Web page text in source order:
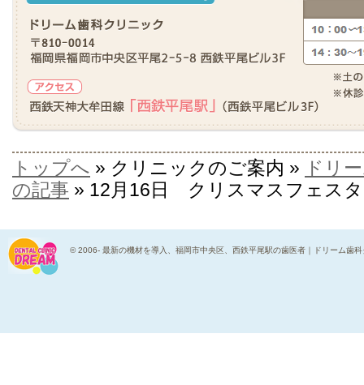
トップへ » クリニックのご案内 » ドリ
の記事 » 12月16日 クリスマスフェス
© 2006- 最新の機材を導入、福岡市中央区、西鉄平尾駅の歯医者｜ドリーム歯